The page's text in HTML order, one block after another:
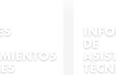
DE